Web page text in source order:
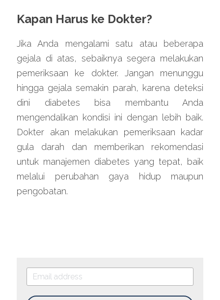
Kapan Harus ke Dokter?
Jika Anda mengalami satu atau beberapa
gejala di atas, sebaiknya segera melakukan
pemeriksaan ke dokter. Jangan menunggu
hingga gejala semakin parah, karena deteksi
dini diabetes bisa membantu Anda
mengendalikan kondisi ini dengan lebih baik.
Dokter akan melakukan pemeriksaan kadar
gula darah dan memberikan rekomendasi
untuk manajemen diabetes yang tepat, baik
melalui perubahan gaya hidup maupun
pengobatan.